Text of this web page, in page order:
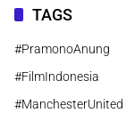
TAGS
#PramonoAnung
#FilmIndonesia
#ManchesterUnited